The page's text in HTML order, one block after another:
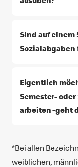
Sind auf einem
Sozialabgaben
Eigentlich
Semester-
arbeiten -geht
*Bei allen
weiblichen,